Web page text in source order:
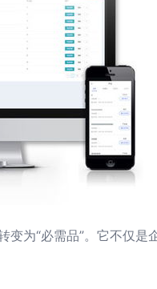
为“必需品”。它不仅是